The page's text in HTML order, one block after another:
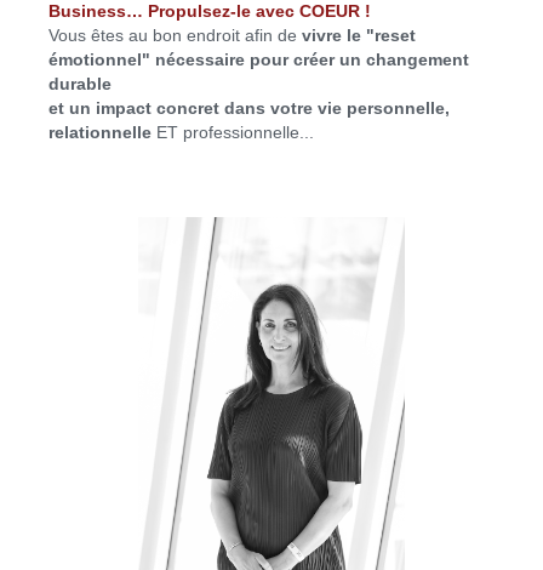
Business… Propulsez-le avec COEUR !
Vous êtes au bon endroit afin de vivre le "reset
émotionnel" nécessaire pour créer un changement
durable
et un impact concret dans votre vie personnelle,
relationnelle ET professionnelle...